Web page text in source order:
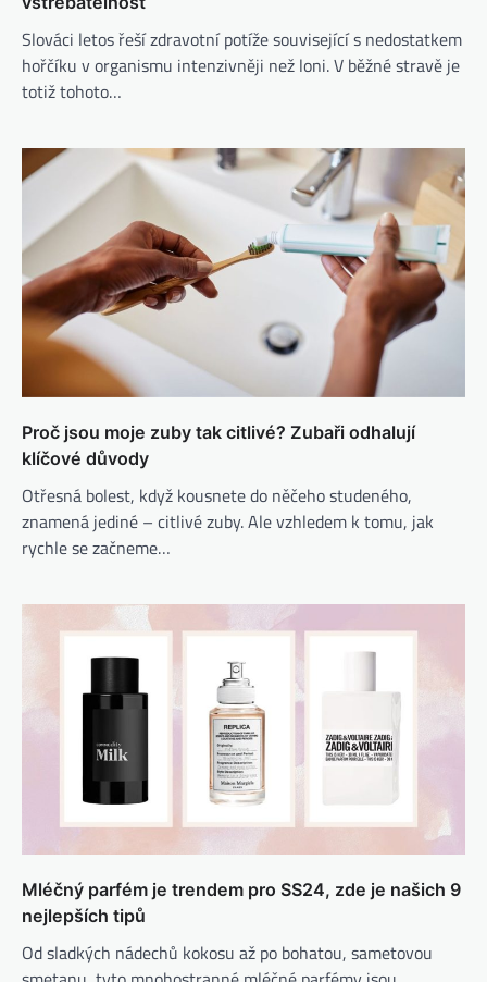
Slováci letos řeší zdravotní potíže související s nedostatkem
hořčíku v organismu intenzivněji než loni. V běžné stravě je
totiž tohoto…
Proč jsou moje zuby tak citlivé? Zubaři odhalují
klíčové důvody
Otřesná bolest, když kousnete do něčeho studeného, ​​
znamená jediné – citlivé zuby. Ale vzhledem k tomu, jak
rychle se začneme…
Mléčný parfém je trendem pro SS24, zde je našich 9
nejlepších tipů
Od sladkých nádechů kokosu až po bohatou, sametovou